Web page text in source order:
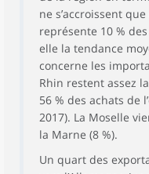
ne s’accroissent
représente 10 %
elle la tendance
concerne les
Rhin restent assez
56 % des achats de
2017). La Moselle
la Marne (8 %).
Un quart des